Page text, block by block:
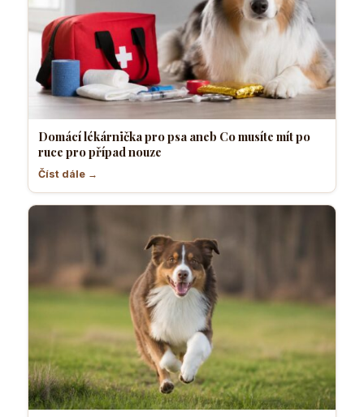
Domácí lékárnička pro psa aneb Co musíte mít po
ruce pro případ nouze
Číst dále →